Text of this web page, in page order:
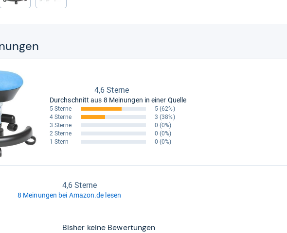
4,6 Sterne
Durchschnitt aus 8 Meinungen in einer Quelle
5 Sterne 5 (62%)
4 Sterne
3 (38%)
3 Sterne
0 (0%)
2 Sterne
0 (0%)
1 Stern
0 (0%)
4,6 Sterne
8 Meinungen bei Amazon.de lesen
Bisher keine Bewertungen